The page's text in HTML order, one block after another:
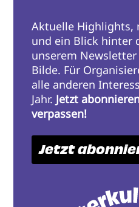
Aktuelle Highlights,
und ein Blick hinter
unserem
Bilde. Für
alle anderen
Jahr. Jetzt
verpassen!
Jetzt